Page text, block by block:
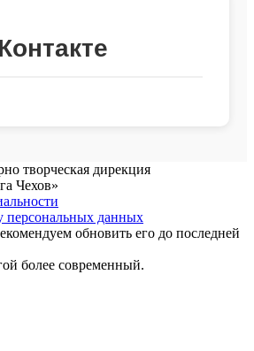
творческая дирекция
Чехов»
персональных данных
обновить его до последней
более современный.